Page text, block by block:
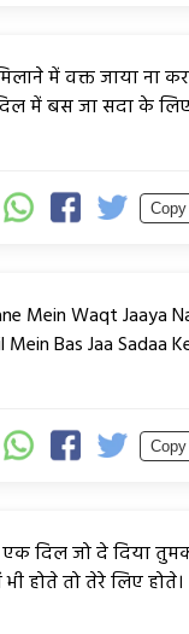
में वक्त जाया ना
में बस जा सदा के
Copy
Mein Waqt Jaaya
Bas Jaa Sadaa
Copy
एक दिल जो दे दिया
भी होते तो तेरे लिए होते।